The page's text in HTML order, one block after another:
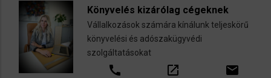
Könyvelés kizárólag cégeknek
Vállalkozások számára kínálunk teljeskörű
könyvelési és adószakügyvédi
szolgáltatásokat
call open_in_new email